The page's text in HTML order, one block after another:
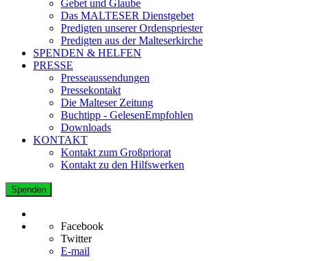
Gebet und Glaube
Das MALTESER Dienstgebet
Predigten unserer Ordenspriester
Predigten aus der Malteserkirche
SPENDEN & HELFEN
PRESSE
Presseaussendungen
Pressekontakt
Die Malteser Zeitung
Buchtipp - GelesenEmpfohlen
Downloads
KONTAKT
Kontakt zum Großpriorat
Kontakt zu den Hilfswerken
Spenden
Facebook
Twitter
E-mail